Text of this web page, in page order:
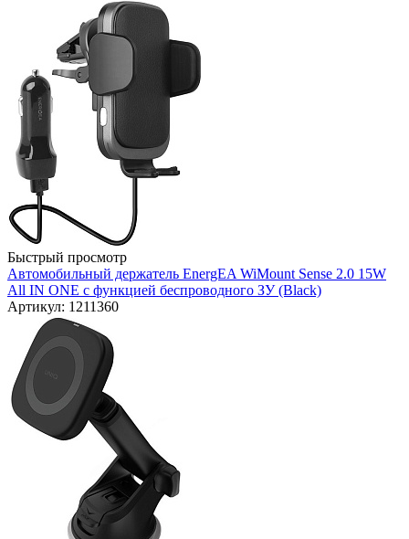
Быстрый просмотр
Автомобильный держатель EnergEA WiMount Sense 2.0 15W
All IN ONE с функцией беспроводного ЗУ (Black)
Артикул: 1211360